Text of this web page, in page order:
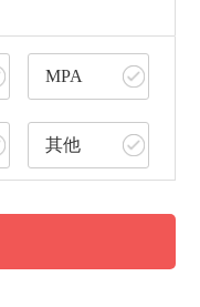
MPA
其他